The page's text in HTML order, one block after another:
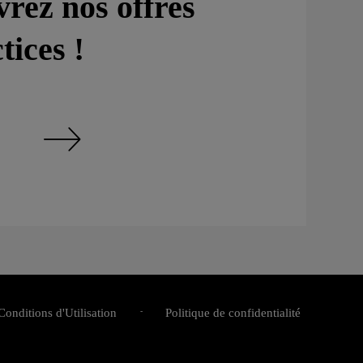
!
d'Utilisation Politique de confidentialité